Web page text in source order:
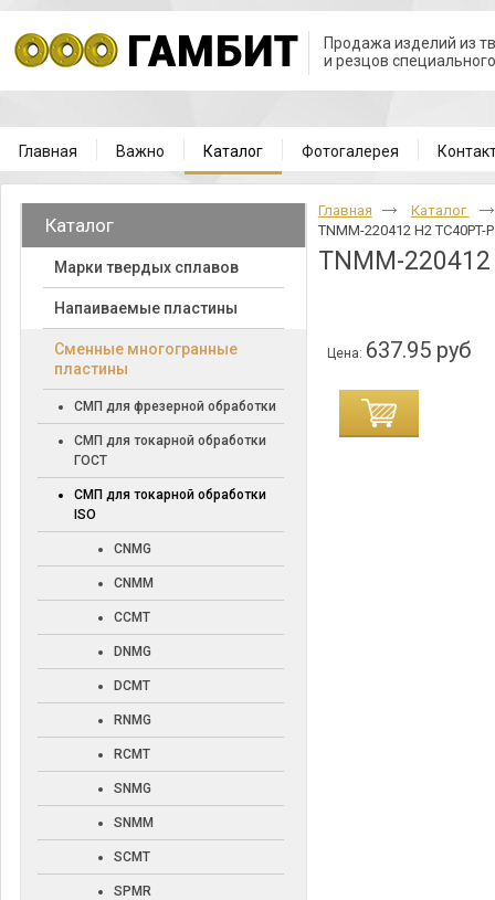
Продажа изделий из
и резцов
Главная Важно Каталог Фотогалерея
Каталог
Марки твердых сплавов
Напаиваемые пластины
Cменные многогранные
пластины
СМП для фрезерной обработки
СМП для токарной обработки
ГОСТ
СМП для токарной обработки
ISO
CNMG
CNMM
CCMT
DNMG
DCMT
RNMG
RCMT
SNMG
SNMM
SCMT
SPMR
Главная
Каталог
TNMM-220412 H2 TC40PT-P
TNMM-
Цена: 637.95 руб